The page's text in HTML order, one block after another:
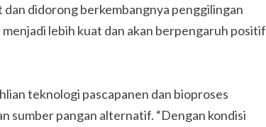
didorong berkembangnya penggilingan
lebih kuat dan akan berpengaruh positif
teknologi pascapanen dan bioproses
sumber pangan alternatif. “Dengan kondisi